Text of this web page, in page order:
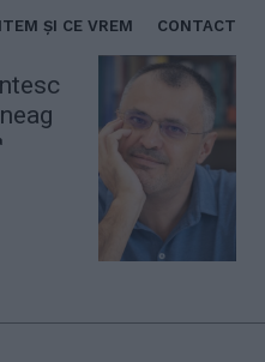
ȘI CE VREM CONTACT